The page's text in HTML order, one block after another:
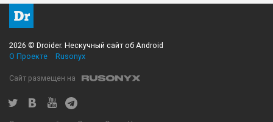
2026 © Droider. Нескучный сайт об Android
О Проекте
Rusonyx
Сайт размещен на